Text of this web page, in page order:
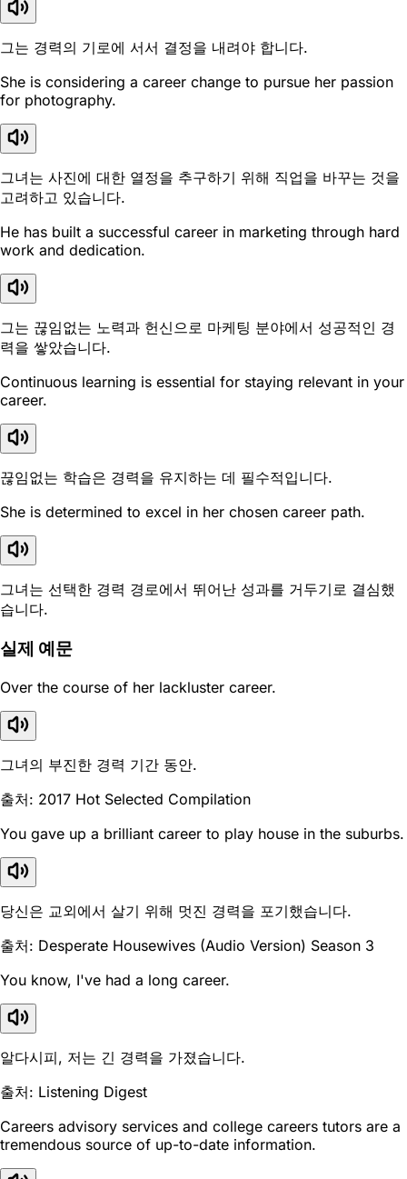
그는 경력의 기로에 서서 결정을 내려야 합니다.
She is considering a career change to pursue her passion
for photography.
그녀는 사진에 대한 열정을 추구하기 위해 직업을 바꾸는 것을
고려하고 있습니다.
He has built a successful career in marketing through hard
work and dedication.
그는 끊임없는 노력과 헌신으로 마케팅 분야에서 성공적인 경
력을 쌓았습니다.
Continuous learning is essential for staying relevant in your
career.
끊임없는 학습은 경력을 유지하는 데 필수적입니다.
She is determined to excel in her chosen career path.
그녀는 선택한 경력 경로에서 뛰어난 성과를 거두기로 결심했
습니다.
실제 예문
Over the course of her lackluster career.
그녀의 부진한 경력 기간 동안.
출처: 2017 Hot Selected Compilation
You gave up a brilliant career to play house in the suburbs.
당신은 교외에서 살기 위해 멋진 경력을 포기했습니다.
출처: Desperate Housewives (Audio Version) Season 3
You know, I've had a long career.
알다시피, 저는 긴 경력을 가졌습니다.
출처: Listening Digest
Careers advisory services and college careers tutors are a
tremendous source of up-to-date information.